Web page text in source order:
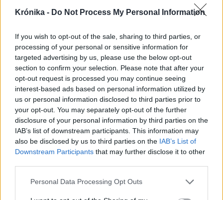
Krónika - Do Not Process My Personal Information
If you wish to opt-out of the sale, sharing to third parties, or
processing of your personal or sensitive information for
targeted advertising by us, please use the below opt-out
section to confirm your selection. Please note that after your
opt-out request is processed you may continue seeing
interest-based ads based on personal information utilized by
us or personal information disclosed to third parties prior to
your opt-out. You may separately opt-out of the further
disclosure of your personal information by third parties on the
IAB’s list of downstream participants. This information may
also be disclosed by us to third parties on the IAB’s List of
Downstream Participants that may further disclose it to other
Personal Data Processing Opt Outs
kolostor mellett található egy szobra, amely a
gubbiói farkas legendáját örökíti meg. Ferenc
ottjártakor egy garázda farkas tartotta
rettegésben Gubbio népét. A szelíd ember
azonban nem félt tőle, s az állat „lelkére”
beszélt. A város lakóit pedig meggyőzte: a
farkas csak az éhsége miatt támadott. A
Szent közvetítésével alkut kötöttek: a farkas
felhagy a bűnös garázdálkodással, a lakosok
pedig élelemmel látják el az állatot. A legenda
szerint a jószág öregkorában, békésen múlt ki.
A római idők emlékei is megtalálhatók a